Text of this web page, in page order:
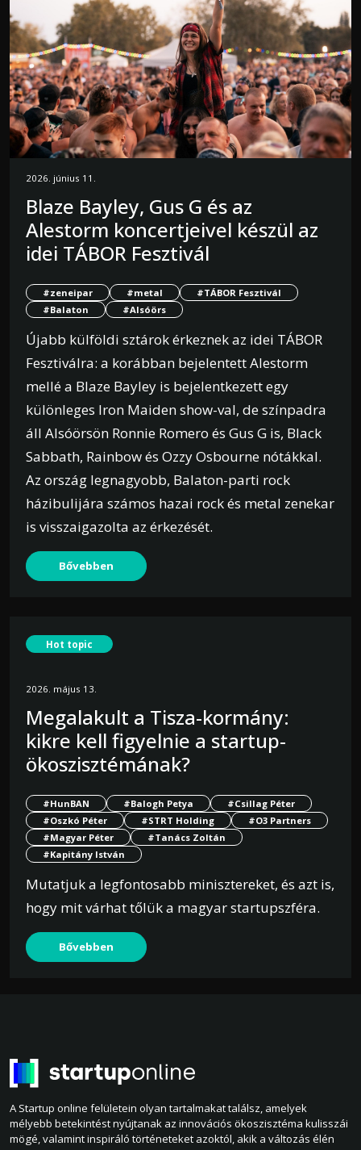
2026. június 11.
Blaze Bayley, Gus G és az
Alestorm koncertjeivel készül az
idei TÁBOR Fesztivál
#zeneipar #metal
#TÁBOR Fesztivál
#Balaton
#Alsóörs
Újabb külföldi sztárok érkeznek az idei TÁBOR
Fesztiválra: a korábban bejelentett Alestorm
mellé a Blaze Bayley is bejelentkezett egy
különleges Iron Maiden show-val, de színpadra
áll Alsóörsön Ronnie Romero és Gus G is, Black
Sabbath, Rainbow és Ozzy Osbourne nótákkal.
Az ország legnagyobb, Balaton-parti rock
házibulijára számos hazai rock és metal zenekar
is visszaigazolta az érkezését.
Bővebben
Hot topic
2026. május 13.
Megalakult a Tisza-kormány:
kikre kell figyelnie a startup-
ökoszisztémának?
#HunBAN #Balogh Petya
#Csillag Péter
#Oszkó Péter
#STRT Holding
#O3 Partners
#Magyar Péter
#Tanács Zoltán
#Kapitány István
Mutatjuk a legfontosabb minisztereket, és azt is,
hogy mit várhat tőlük a magyar startupszféra.
Bővebben
A Startup online felületein olyan tartalmakat találsz, amelyek
mélyebb betekintést nyújtanak az innovációs ökoszisztéma kulisszái
mögé, valamint inspiráló történeteket azoktól, akik a változás élén